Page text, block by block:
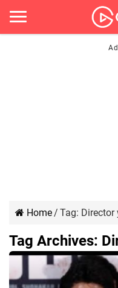
Home/ Tag: Director
Tag Archives: